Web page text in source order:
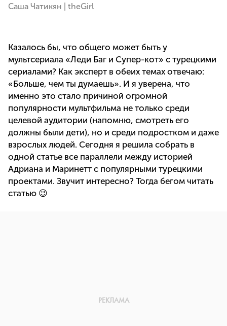
Саша Чатикян | theGirl
Казалось бы, что общего может быть у
мультсериала «Леди Баг и Супер-кот» с турецкими
сериалами? Как эксперт в обеих темах отвечаю:
«Больше, чем ты думаешь». И я уверена, что
именно это стало причиной огромной
популярности мультфильма не только среди
целевой аудитории (напомню, смотреть его
должны были дети), но и среди подростком и даже
взрослых людей. Сегодня я решила собрать в
одной статье все параллели между историей
Адриана и Маринетт с популярными турецкими
проектами. Звучит интересно? Тогда бегом читать
статью 😉